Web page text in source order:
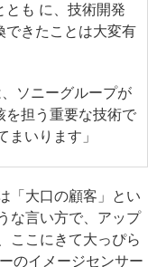
とも に、技術開発
できたことは大変有
ソニーグループが
を担う重要な技術で
まいります」
「大口の顧客」とい
な言い方で、アップ
ここにきて大っぴら
のイメージセンサー